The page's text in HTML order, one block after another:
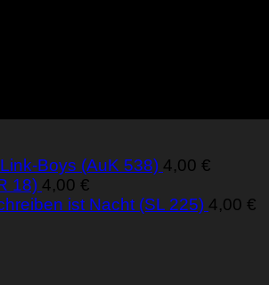
Boys (AuK 538) 4,00 €
18) 4,00 €
ist Nacht (SL 225) 4,00 €